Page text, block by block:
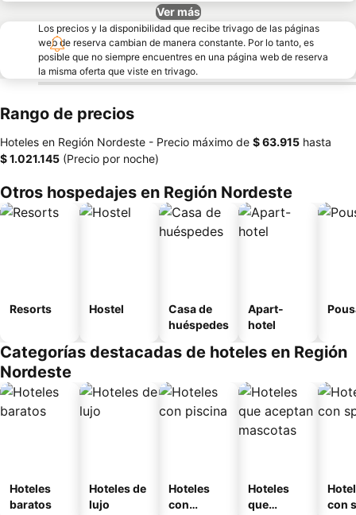
Ver más
Los precios y la disponibilidad que recibe trivago de las páginas
web de reserva cambian de manera constante. Por lo tanto, es
posible que no siempre encuentres en una página web de reserva
la misma oferta que viste en trivago.
Rango de precios
Hoteles en Región Nordeste - Precio máximo de ‎$ 63.915 hasta
‎$ 1.021.145 (Precio por noche)
Otros hospedajes en Región Nordeste
Resorts Hostel
Casa de
huéspedes
Apart-
hotel
Categorías destacadas de hoteles en Región
Nordeste
Hoteles
baratos
Hoteles de
lujo
Hoteles
con
Hoteles
que
con